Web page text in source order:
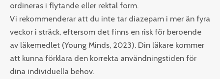
ordineras i flytande eller rektal form.
Vi rekommenderar att du inte tar diazepam i mer än fyra
veckor i sträck, eftersom det finns en risk för beroende
av läkemedlet (Young Minds, 2023). Din läkare kommer
att kunna förklara den korrekta användningstiden för
dina individuella behov.